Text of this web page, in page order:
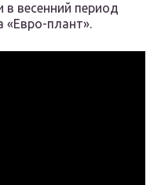
весенний период
«Евро-плант».